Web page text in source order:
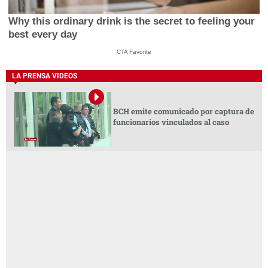
Why this ordinary drink is the secret to feeling your
best every day
CTA Favorite
LA PRENSA VIDEOS
BCH emite comunicado por captura de
funcionarios vinculados al caso